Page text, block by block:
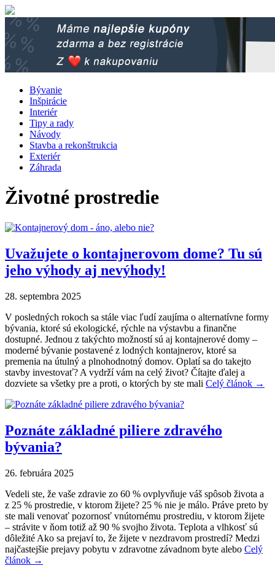
Bývanie
Inšpirácie
Interiér
Tipy a rady
Návody
Stavba a rekonštrukcia
Exteriér
Záhrada
Životné prostredie
Uvažujete o kontajnerovom dome? Tu sú
jeho výhody aj nevýhody!
28. septembra 2025
V posledných rokoch sa stále viac ľudí zaujíma o alternatívne formy
bývania, ktoré sú ekologické, rýchle na výstavbu a finančne
dostupné. Jednou z takýchto možností sú aj kontajnerové domy –
moderné bývanie postavené z lodných kontajnerov, ktoré sa
premenia na útulný a plnohodnotný domov. Oplatí sa do takejto
stavby investovať? A vydrží vám na celý život? Čítajte ďalej a
dozviete sa všetky pre a proti, o ktorých by ste mali Celý článok →
Poznáte základné piliere zdravého
bývania?
26. februára 2025
Vedeli ste, že vaše zdravie zo 60 % ovplyvňuje váš spôsob života a
z 25 % prostredie, v ktorom žijete? 25 % nie je málo. Práve preto by
ste mali venovať pozornosť vnútornému prostrediu, v ktorom žijete
– strávite v ňom totiž až 90 % svojho života. Teplota a vlhkosť sú
dôležité Ako sa prejaví to, že žijete v nezdravom prostredí? Medzi
najčastejšie prejavy pobytu v zdravotne závadnom byte alebo Celý
článok →